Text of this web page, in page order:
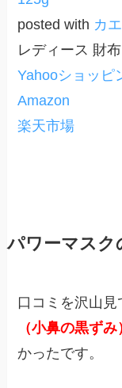
posted with カ
レディース 財
Yahooショッピ
Amazon
楽天市場
パワーマスク
口コミを沢山
（小鼻の黒ず
かったです。